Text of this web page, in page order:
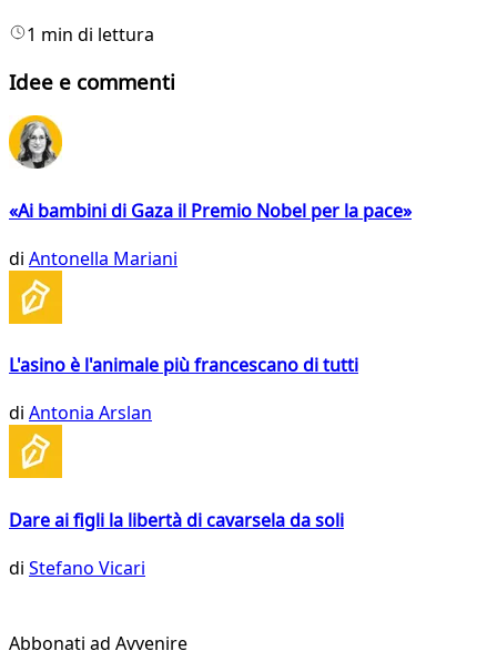
1 min di lettura
Idee e commenti
«Ai bambini di Gaza il Premio Nobel per la pace»
di Antonella Mariani
L'asino è l'animale più francescano di tutti
di Antonia Arslan
Dare ai figli la libertà di cavarsela da soli
di Stefano Vicari
Abbonati ad Avvenire